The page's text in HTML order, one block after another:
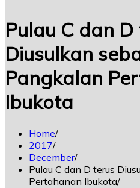
Pulau C dan
Diusulkan
Pangkalan
Ibukota
Home
2017
December
Pulau C dan D terus
Pertahanan Ibukota